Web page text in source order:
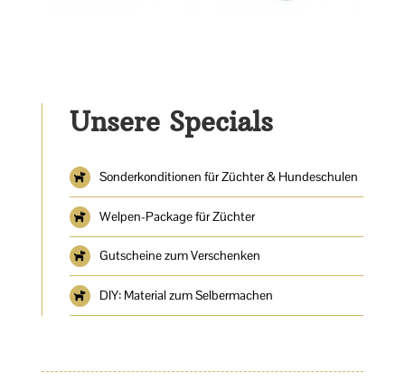
Unsere Specials
Sonderkonditionen für Züchter & Hundeschulen
Welpen-Package für Züchter
Gutscheine zum Verschenken
DIY: Material zum Selbermachen